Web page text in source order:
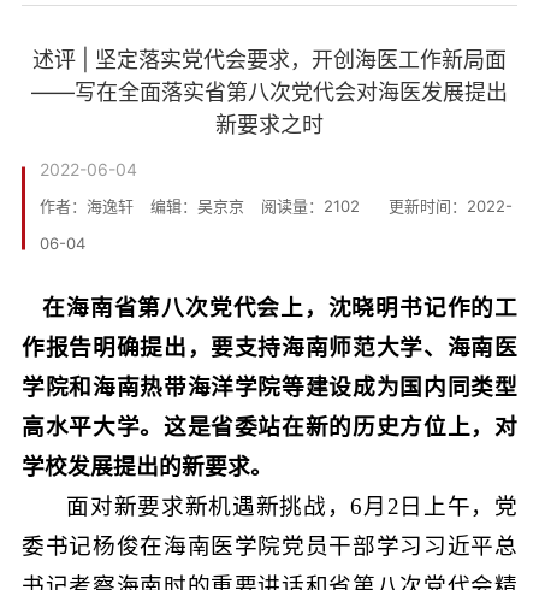
述评 | 坚定落实党代会要求，开创海医工作新局面
——写在全面落实省第八次党代会对海医发展提出
新要求之时
2022-06-04
作者：海逸轩 编辑：吴京京 阅读量： 2102
更新时间：2022-
06-04
在海南省第八次党代会上，沈晓明书记作的工
作报告明确提出，要支持海南师范大学、海南医
学院和海南热带海洋学院等建设成为国内同类型
高水平大学。这是省委站在新的历史方位上，对
学校发展提出的新要求。
面对新要求新机遇新挑战，6月2日上午，党
委书记杨俊在海南医学院党员干部学习习近平总